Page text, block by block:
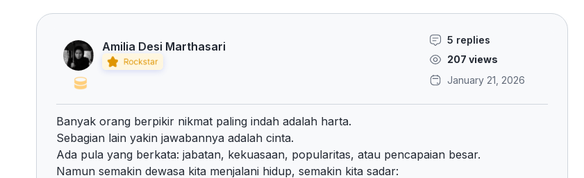
Amilia Desi Marthasari
5 replies
207 views
January 21, 2026
Banyak orang berpikir nikmat paling indah adalah harta.
Sebagian lain yakin jawabannya adalah cinta.
Ada pula yang berkata: jabatan, kekuasaan, popularitas, atau pencapaian besar.
Namun semakin dewasa kita menjalani hidup, semakin kita sadar: